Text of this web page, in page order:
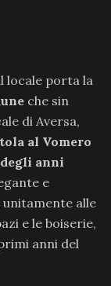
locale porta la
che sin
di Aversa,
al Vomero
anni
e
alle
e le boiserie,
anni del